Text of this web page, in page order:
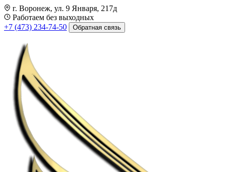
г. Воронеж, ул. 9 Января, 217д
Работаем без выходных
+7 (473) 234-74-50
Обратная связь